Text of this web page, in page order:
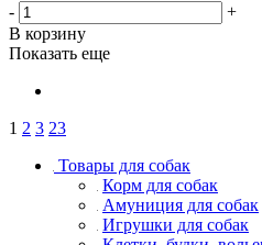
-
+
В корзину
Показать еще
1 2 3 23
Товары для собак
Корм для собак
Амуниция для собак
Игрушки для собак